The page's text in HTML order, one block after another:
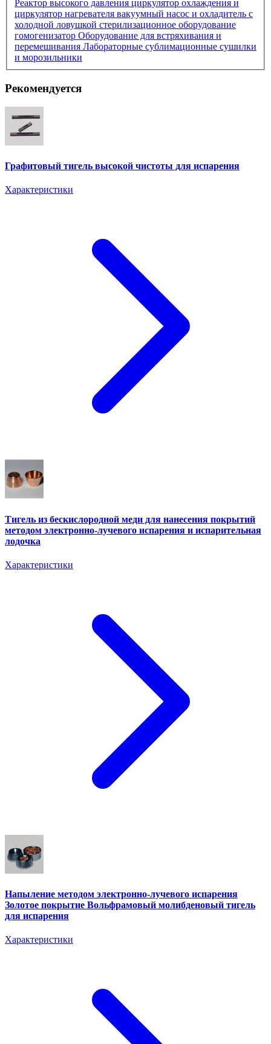
Реактор высокого давления циркулятор охлаждения и
циркулятор нагревателя вакуумный насос и охладитель с
холодной ловушкой стерилизационное оборудование
гомогенизатор Оборудование для встряхивания и
перемешивания Лабораторные сублимационные сушилки
и морозильники
Рекомендуется
Графитовый тигель высокой чистоты для испарения
Характеристики
Тигель из бескислородной меди для нанесения покрытий
методом электронно-лучевого испарения и испарительная
лодочка
Характеристики
Напыление методом электронно-лучевого испарения
Золотое покрытие Вольфрамовый молибденовый тигель
для испарения
Характеристики